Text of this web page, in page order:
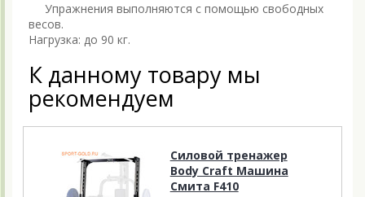
Упражнения выполняются с помощью свободных
весов.
Нагрузка: до 90 кг.
К данному товару мы
рекомендуем
Силовой тренажер
Body Craft Машина
Смита F410